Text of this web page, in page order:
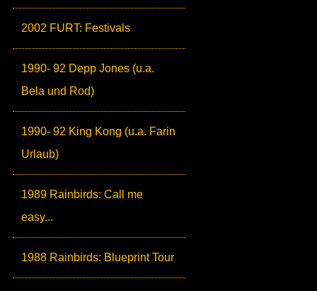
2002 FURT: Festivals
1990- 92 Depp Jones (u.a.
Bela und Rod)
1990- 92 King Kong (u.a. Farin
Urlaub)
1989 Rainbirds: Call me
easy...
1988 Rainbirds: Blueprint Tour